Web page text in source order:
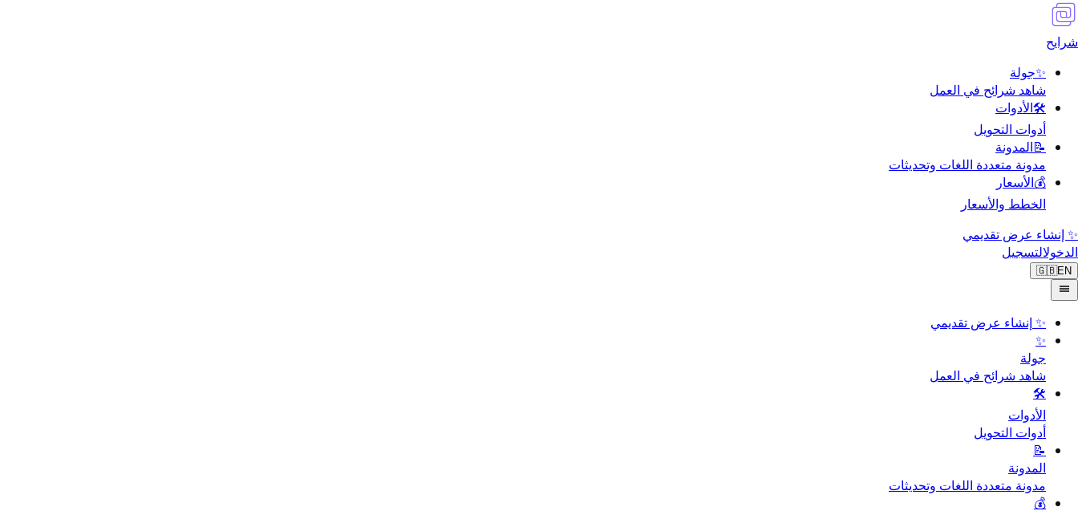
شرايح
✨جولة
شاهد شرائح في العمل
🛠️الأدوات
أدوات التحويل
📝المدونة
مدونة متعددة اللغات وتحديثات
💰الأسعار
الخطط والأسعار
✨ إنشاء عرض تقديمي
الدخولالتسجيل
🇬🇧EN
✨ إنشاء عرض تقديمي
✨
جولة
شاهد شرائح في العمل
🛠️
الأدوات
أدوات التحويل
📝
المدونة
مدونة متعددة اللغات وتحديثات
💰